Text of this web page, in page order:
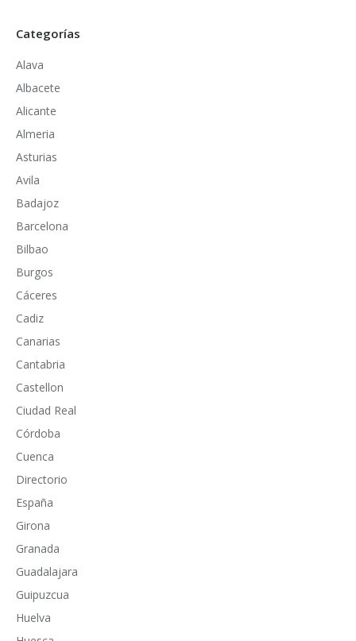
Categorías
Alava
Albacete
Alicante
Almeria
Asturias
Avila
Badajoz
Barcelona
Bilbao
Burgos
Cáceres
Cadiz
Canarias
Cantabria
Castellon
Ciudad Real
Córdoba
Cuenca
Directorio
España
Girona
Granada
Guadalajara
Guipuzcua
Huelva